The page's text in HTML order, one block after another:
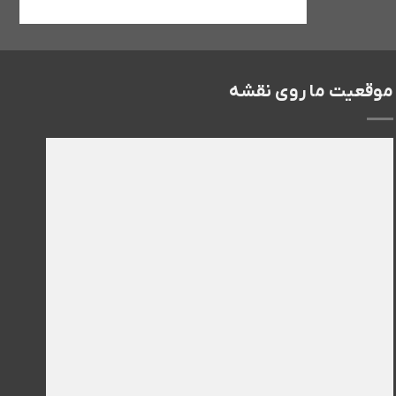
موقعیت ما روی نقشه